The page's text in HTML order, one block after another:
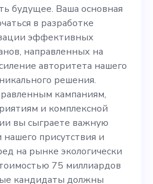
заключаться
стратегии и
эффективных
планов,
на
и усиление
бренда,
будущее. Ваша основная
в разработке
эффективных
направленных на
авторитета нашего
решения.
кампаниям,
и комплексной
вы сыграете важную
присутствия и
на рынке экологически
75 миллиардов
кандидаты должны